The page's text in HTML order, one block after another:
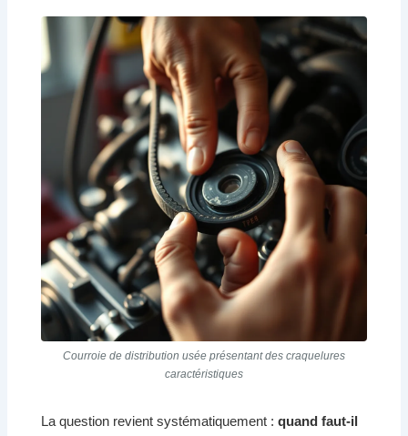
Courroie de distribution usée présentant des craquelures
caractéristiques
La question revient systématiquement :quand faut-il